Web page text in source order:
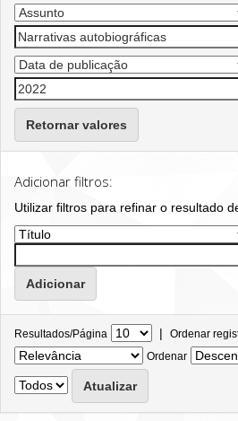
Retornar valores
Adicionar filtros:
Utilizar filtros para refinar o resultado
Resultados/Página | Ordenar
Ordenar